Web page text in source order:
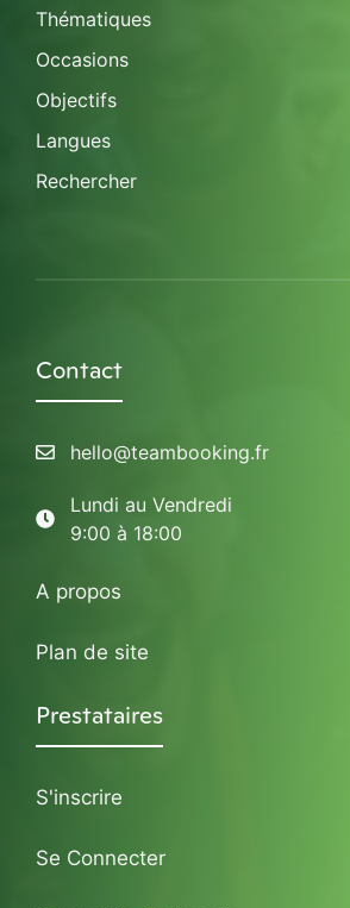
Thématiques
Occasions
Objectifs
Langues
Rechercher
Contact
hello@teambooking.fr
Lundi au Vendredi
9:00 à 18:00
A propos
Plan de site
Prestataires
S'inscrire
Se Connecter